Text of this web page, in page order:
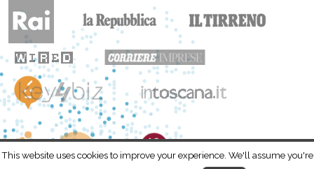
This website uses cookies to improve your experience. We'll assume you're